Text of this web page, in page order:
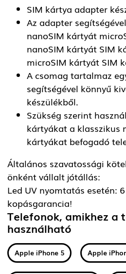
SIM kártya adapter
Az adapter
nanoSIM kártyát
nanoSIM kártyát SIM
microSIM kártyát SIM
A csomag tartalmaz
segítségével könnyű
készülékből.
Szükség szerint
kártyákat a klasszikus
kártyákat befogadó
Általános szavatossági
önként vállalt jótállás:
Led UV nyomtatás esetén:
kopásgarancia!
Telefonok, amikhez a
használható
Apple iPhone 5 Apple